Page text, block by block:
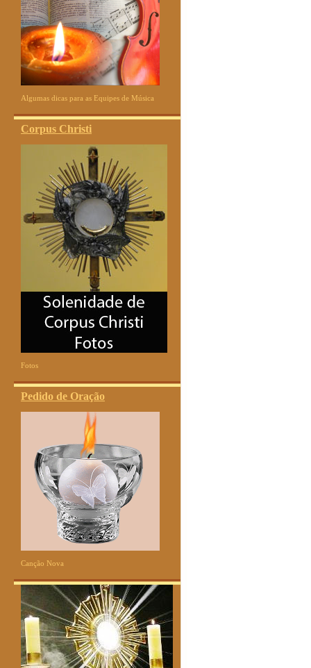
Algumas dicas para as Equipes de Música
Corpus Christi
Fotos
Pedido de Oração
Canção Nova